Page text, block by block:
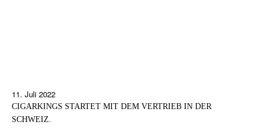
11. Juli 2022
CIGARKINGS STARTET MIT DEM VERTRIEB IN DER
SCHWEIZ.